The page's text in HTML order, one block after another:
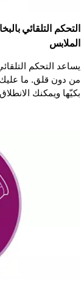
التحكم التلقائي
الملابس
يساعد التحكم
من دون قلق. ما
بكيّها ويمكنك